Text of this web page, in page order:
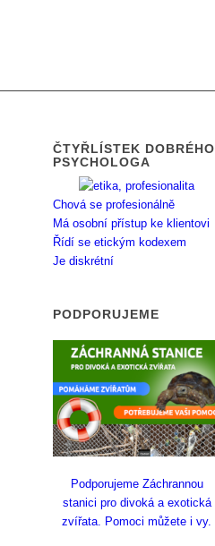
ČTYŘLÍSTEK DOBRÉHO
PSYCHOLOGA
Chová se profesionálně
Má osobní přístup ke klientovi
Řídí se etickým kodexem
Je diskrétní
PODPORUJEME
Podporujeme Záchrannou
stanici pro divoká a exotická
zvířata. Pomoci můžete i vy.